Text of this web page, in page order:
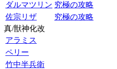
ダルマツリン 究極の攻略
佐宗リザ
究極の攻略
真/獣神化改
アラミス
ペリー
竹中半兵衛